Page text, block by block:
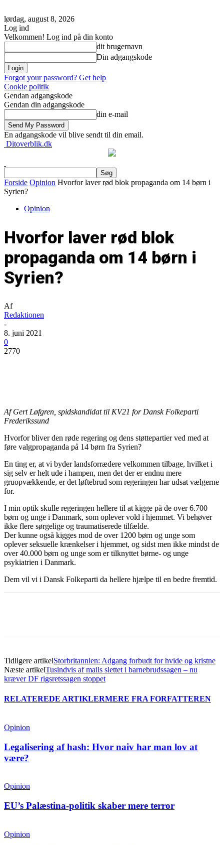
lørdag, august 8, 2026
Log ind
Velkommen! Log ind på din konto
dit brugernavn
Din adgangskode
Forgot your password? Get help
Cookie politik
Gendan adgangskode
Gendan din adgangskode
din e-mail
En adgangskode vil blive sendt til din email.
Ditoverblik.dk
Forside Opinion Hvorfor laver rød blok propaganda om 14 børn i
Syrien?
Opinion
Hvorfor laver rød blok
propaganda om 14 børn i
Syrien?
Af
Redaktionen
-
8. juni 2021
0
2770
Af Gert Løfgren, spidskandidat til KV21 for Dansk Folkeparti
Frederikssund
Hvorfor bliver den røde regering og dens støttepartier ved med at
føre valgpropaganda på 14 børn fra Syrien?
En ting er, at vi byder landsforrædere velkommen tilbage, hvilket i
sig selv er helt ude i hampen, men det der er endnu mere
gruopvækkende, er det løftebrud som regeringen har udsat vælgerne
for.
I min optik skulle regeringen hellere til at kigge på de over 6.700
børn og unge i Danmark, som oplever vold i hjemmet. Vi behøver
ikke flere sørgelige og traumatiserede tilfælde.
Der kunne også kigges mod de over 1200 børn og unge som
oplever seksuelle krænkelser i hjemmet, og sidst men ikke mindst de
over 40.000 børn og unge som er tilknyttet børne- og unge
psykiatrien i Danmark.
Dem vil vi i Dansk Folkeparti da hellere hjælpe til en bedre fremtid.
Tidligere artikelStorbritannien: Adgang forbudt for hvide og kristne
Næste artikelTusindvis af mails slettet i barnebrudssagen – nu
kræver DF rigsretssagen stoppet
RELATEREDE ARTIKLERMERE FRA FORFATTEREN
Opinion
Legalisering af hash: Hvor naiv har man lov at
være?
Opinion
EU’s Palæstina-politik skaber mere terror
Opinion